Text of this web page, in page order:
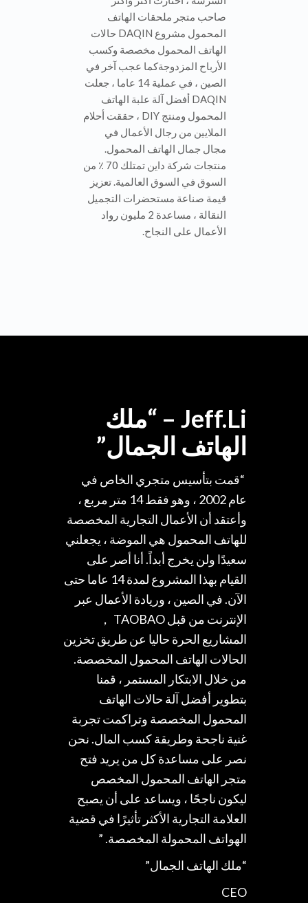
إكسسوارات الهاتف المحمول ،
المبدعين الأعمال ، متجر في متجر
، متجر في مركز الشارع ومراكز
التسوق. هذا هو الخيار الأفضل
للمشروع الاستثماري الصغير مع
الاستثمار المنخفض ، عالية الربح ،
تعمل بسهولة ، الأزياء
والشخصية.في بيئة المنافسة
الشرسة ، اختارت أكثر وأكثر
صاحب متجر ملحقات الهاتف
المحمول مشروع DAQIN حالات
الهاتف المحمول مخصصة وكسب
الأرباح المزدوجةكما عجب آخر في
الصين ، في عملية 14 عاما ، جعلت
DAQIN أفضل آلة علبة الهاتف
قيمة صناعة مستحضرات التجميل
Jeff.Li – “ملك
الهاتف الجمال”
“قمت بتأسيس متجري الخاص في
عام 2002 ، وهو فقط 14 متر مربع ،
وأعتقد أن الأعمال التجارية المخصصة
للهاتف المحمول هي الموضة ، يجعلني
سعيدًا ولن يخرج أبداً. أنا أصر على
القيام بهذا المشروع لمدة 14 عاما حتى
الآن. في الصين ، وريادة الأعمال عبر
الإنترنت من قبل TAOBAO ，
المشاريع الحرة حاليا عن طريق تخزين
الحالات الهاتف المحمول المخصصة.
من خلال الابتكار المستمر ، قمنا
بتطوير أفضل آلة حالات الهاتف
المحمول المخصصة وتراكمت تجربة
غنية ناجحة وطريقة كسب المال. نحن
نصر على مساعدة كل من يريد فتح